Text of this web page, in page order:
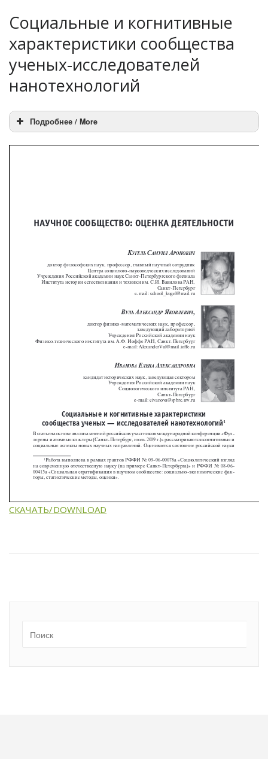
Социальные и когнитивные
характеристики сообщества
ученых-исследователей
нанотехнологий
Подробнее / More
СКАЧАТЬ/DOWNLOAD